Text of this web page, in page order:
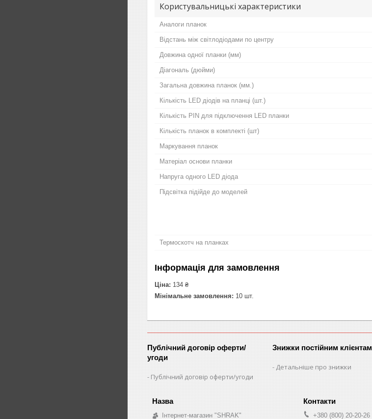
Користувальницькі характеристики
Аналоги планок
Відстань між світлодіодами по центру
Довжина одної планки (мм)
Діагональ (дюйми)
Загальна довжина планок (мм.)
Кількість LED діодів на планці (шт.)
Кількість PIN для підключення LED планки
Кількість планок в комплекті (шт)
Маркування планок
Матеріал основи планки
Напруга одного LED діода
Підсвітка підійде до моделей
Термоскотч на планках
Інформація для замовлення
Ціна: 134 ₴
Мінімальне замовлення: 10 шт.
Публічний договір оферти/
угоди
Публічний договір оферти/угоди
Знижки постійним клієнтам
Детальніше про знижки
Інтернет-магазин "SHRAK" +380 (800) 20-20-26